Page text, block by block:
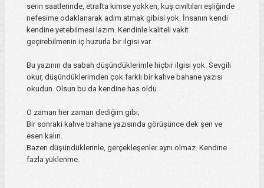
serin saatlerinde, etrafta kimse yokken, kuş cıvıltıları eşliğinde
nefesime odaklanarak adım atmak gibisi yok. İnsanın kendi
kendine yetebilmesi lazım. Kendinle kaliteli vakit
geçirebilmenin iç huzurla bir ilgisi var.
Bu yazının da sabah düşündüklerimle hiçbir ilgisi yok. Sevgili
okur, düşündüklerimden çok farklı bir kahve bahane yazısı
okudun. Olsun bu da kendine has oldu.
O zaman her zaman dediğim gibi;
Bir sonraki kahve bahane yazısında görüşünce dek şen ve
esen kalın.
Bazen düşündüklerinle, gerçekleşenler aynı olmaz. Kendine
fazla yüklenme.